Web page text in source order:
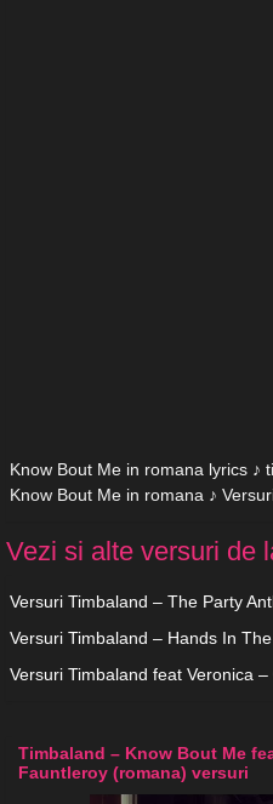
Know Bout Me in romana lyrics ♪
Know Bout Me in romana ♪
Vezi si alte versuri de
Versuri Timbaland – The Party
Versuri Timbaland – Hands In
Versuri Timbaland feat Veronica –
Timbaland – Know Bout Me
Fauntleroy (romana) versuri